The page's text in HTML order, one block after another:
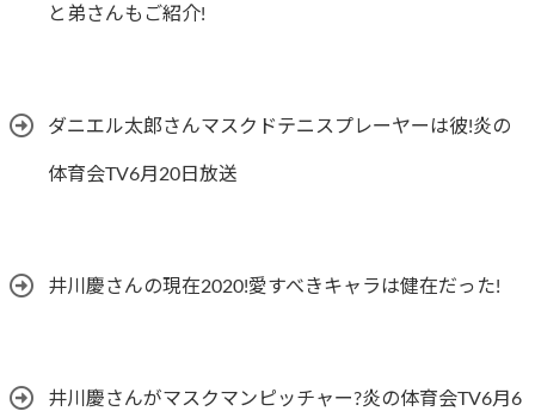
と弟さんもご紹介!
ダニエル太郎さんマスクドテニスプレーヤーは彼!炎の
体育会TV6月20日放送
井川慶さんの現在2020!愛すべきキャラは健在だった!
井川慶さんがマスクマンピッチャー?炎の体育会TV6月6